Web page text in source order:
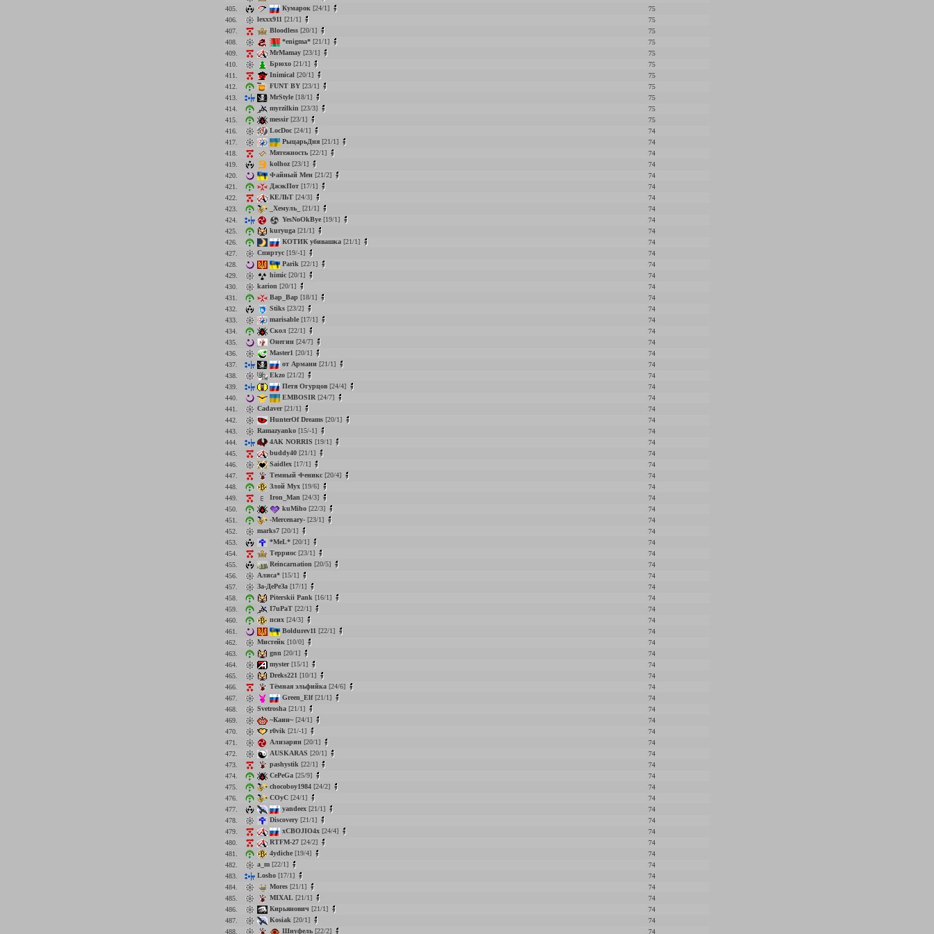
405.
Кумарок [24/1]
75
406.
lexxx911 [21/1]
75
407.
Bloodless [20/1]
75
408.
*enigma* [21/1]
75
409.
MrMamay [23/1]
75
410.
Брюхо [21/1]
75
411.
Inimical [20/1]
75
412.
FUNT BY [23/1]
75
413.
MrStyle [18/1]
75
414.
myrzilkin [23/3]
75
415.
messir[23/1]
75
416.
LocDoc [24/1]
74
417.
РыцарьДня [21/1]
74
418.
Мятежность [22/1]
74
419.
kolhoz [23/1]
74
420.
Файный Мен [21/2]
74
421.
ДжэкПот [17/1]
74
422.
КЕЛЬТ [24/3]
74
423.
_Хемуль_ [21/1]
74
424.
YesNoOkBye [19/1]
74
425.
kuryuga [21/1]
74
426.
КОТИК убивашка [21/1]
74
427.
Спиртус [19/-1]
74
428.
Parik [22/1]
74
429.
himic [20/1]
74
430.
karion [20/1]
74
431.
Вар_Вар [18/1]
74
432.
Stiks [23/2]
74
433.
marisable [17/1]
74
434.
Скол [22/1]
74
435.
Онегин [24/7]
74
436.
Master1 [20/1]
74
437.
от Армани [21/1]
74
438.
Ekzo [21/2]
74
439.
Петя Огурцов [24/4]
74
440.
EMBOSIR [24/7]
74
441.
Cadaver[21/1]
74
442.
HunterOf Dreams [20/1]
74
443.
Ramazyanko [15/-1]
74
444.
4AK NORRIS [19/1]
74
445.
buddy40 [21/1]
74
446.
Saidlex [17/1]
74
447.
Темный Феникс [20/4]
74
448.
Злой Мух [19/6]
74
449.
Iron_Man [24/3]
74
450.
kuMiho [22/3]
74
451.
-Mercenary- [23/1]
74
452.
marks7 [20/1]
74
453.
*MeL* [20/1]
74
454.
Терриос [23/1]
74
455.
Reincarnation [20/5]
74
456.
Алиса* [15/1]
74
457.
За-ДеРеЗа [17/1]
74
458.
Piterskii Pank [16/1]
74
459.
I7uPaT [22/1]
74
460.
псих [24/3]
74
461.
Boldurev11 [22/1]
74
462.
Мистейк [10/0]
74
463.
gnn [20/1]
74
464.
myster[15/1]
74
465.
Dreks221 [10/1]
74
466.
Тёмная эльфийка [24/6]
74
467.
Green_Elf[21/1]
74
468.
Svetrosha [21/1]
74
469.
~Каин~ [24/1]
74
470.
r0vik [21/-1]
74
471.
Ализарин [20/1]
74
472.
AUSKARAS [20/1]
74
473.
pashystik [22/1]
74
474.
CePeGa [25/9]
74
475.
chocoboy1984 [24/2]
74
476.
COyC [24/1]
74
477.
yandeex [21/1]
74
478.
Discovery [21/1]
74
479.
xCBOJIO4x [24/4]
74
480.
RTFM-27 [24/2]
74
481.
4ydiche [19/4]
74
482.
a_m [22/1]
74
483.
Losho [17/1]
74
484.
Mores [21/1]
74
485.
MIXAL [21/1]
74
486.
Кирьянович [21/1]
74
487.
Kosiak [20/1]
74
488.
Шнуфель [22/2] 74